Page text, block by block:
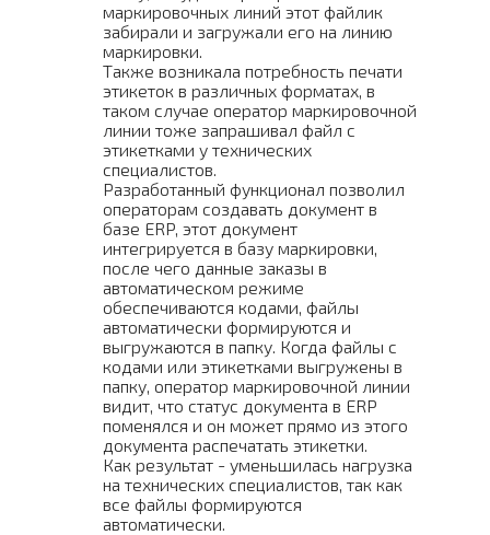
маркировочных линий этот файлик
забирали и загружали его на линию
маркировки.
Также возникала потребность печати
этикеток в различных форматах, в
таком случае оператор маркировочной
линии тоже запрашивал файл с
этикетками у технических
специалистов.
Разработанный функционал позволил
операторам создавать документ в
базе ERP, этот документ
интегрируется в базу маркировки,
после чего данные заказы в
автоматическом режиме
обеспечиваются кодами, файлы
автоматически формируются и
выгружаются в папку. Когда файлы с
кодами или этикетками выгружены в
папку, оператор маркировочной линии
видит, что статус документа в ERP
поменялся и он может прямо из этого
документа распечатать этикетки.
Как результат - уменьшилась нагрузка
на технических специалистов, так как
все файлы формируются
автоматически.